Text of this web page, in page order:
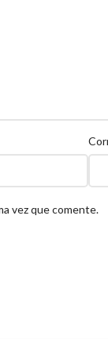
vez que comente.